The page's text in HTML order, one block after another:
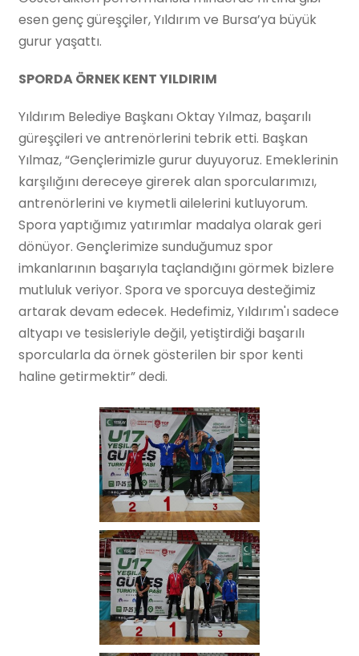
esen genç güreşçiler, Yıldırım ve Bursa’ya büyük
gurur yaşattı.
SPORDA ÖRNEK KENT YILDIRIM
Yıldırım Belediye Başkanı Oktay Yılmaz, başarılı
güreşçileri ve antrenörlerini tebrik etti. Başkan
Yılmaz, “Gençlerimizle gurur duyuyoruz. Emeklerinin
karşılığını dereceye girerek alan sporcularımızı,
antrenörlerini ve kıymetli ailelerini kutluyorum.
Spora yaptığımız yatırımlar madalya olarak geri
dönüyor. Gençlerimize sunduğumuz spor
imkanlarının başarıyla taçlandığını görmek bizlere
mutluluk veriyor. Spora ve sporcuya desteğimiz
artarak devam edecek. Hedefimiz, Yıldırım'ı sadece
altyapı ve tesisleriyle değil, yetiştirdiği başarılı
sporcularla da örnek gösterilen bir spor kenti
haline getirmektir” dedi.